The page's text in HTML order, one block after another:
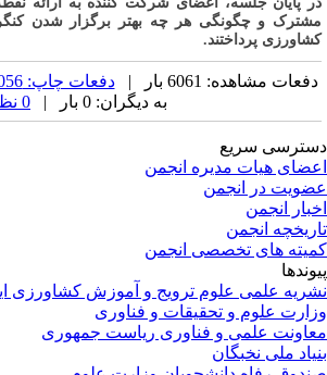
و چگونگی هر چه بهتر برگزار شدن
پرداختند.
مشاهده: 6061 بار | دفعات چاپ: 1056 بار
به دیگران: 0 بار |
سریع
هیات مدیره انجمن
در انجمن
انجمن
انجمن
های تخصصی انجمن
علمی علوم ترویج و آموزش کشاورزی
علوم و تحقیقات و فناوری
علمی و فناوری ریاست جمهوری
ملی نخبگان